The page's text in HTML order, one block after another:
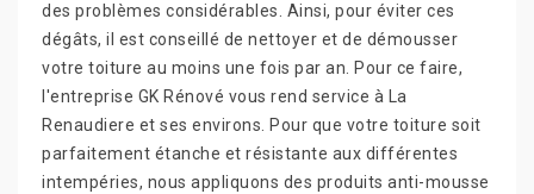
des problèmes considérables. Ainsi, pour éviter ces
dégâts, il est conseillé de nettoyer et de démousser
votre toiture au moins une fois par an. Pour ce faire,
l'entreprise GK Rénové vous rend service à La
Renaudiere et ses environs. Pour que votre toiture soit
parfaitement étanche et résistante aux différentes
intempéries, nous appliquons des produits anti-mousse